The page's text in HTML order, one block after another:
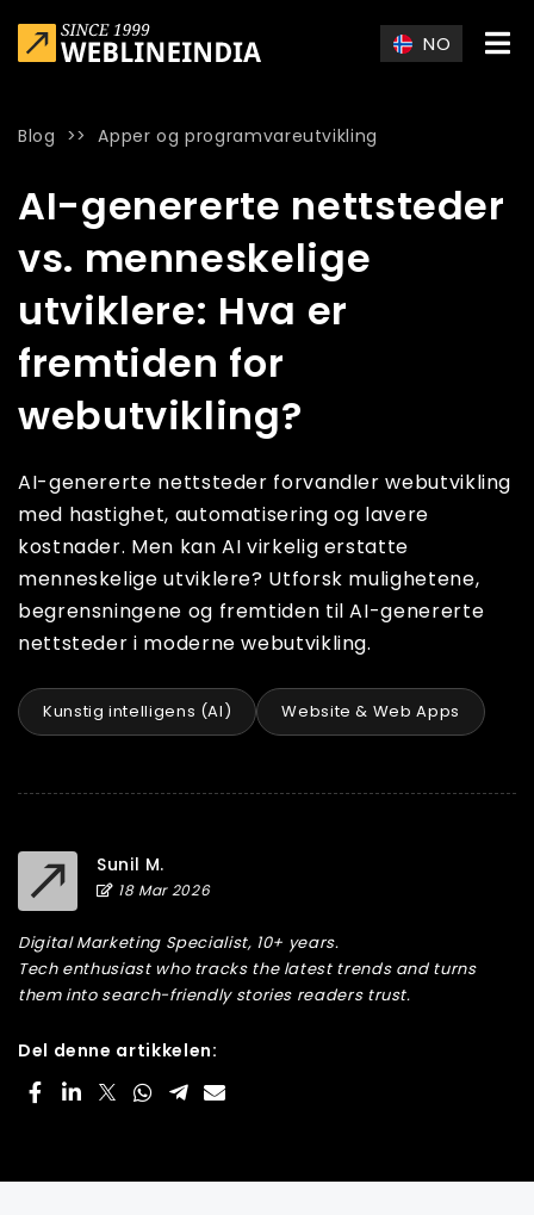
NO
Blog >>Apper og programvareutvikling
AI-genererte nettsteder
vs. menneskelige
utviklere: Hva er
fremtiden for
webutvikling?
AI-genererte nettsteder forvandler webutvikling
med hastighet, automatisering og lavere
kostnader. Men kan AI virkelig erstatte
menneskelige utviklere? Utforsk mulighetene,
begrensningene og fremtiden til AI-genererte
nettsteder i moderne webutvikling.
Kunstig intelligens (AI) Website & Web Apps
Sunil M.
18 Mar 2026
Digital Marketing Specialist, 10+ years.
Tech enthusiast who tracks the latest trends and turns
them into search-friendly stories readers trust.
Del denne artikkelen: